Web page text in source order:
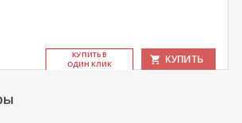
КУ­ПИТЬ В
ОДИН КЛИК
КУПИТЬ